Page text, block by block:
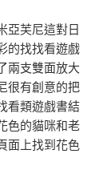
亞芙尼這對日
的找找看遊戲
兩支雙面放大
很有創意的把
看類遊戲書結
色的貓咪和老
面上找到花色